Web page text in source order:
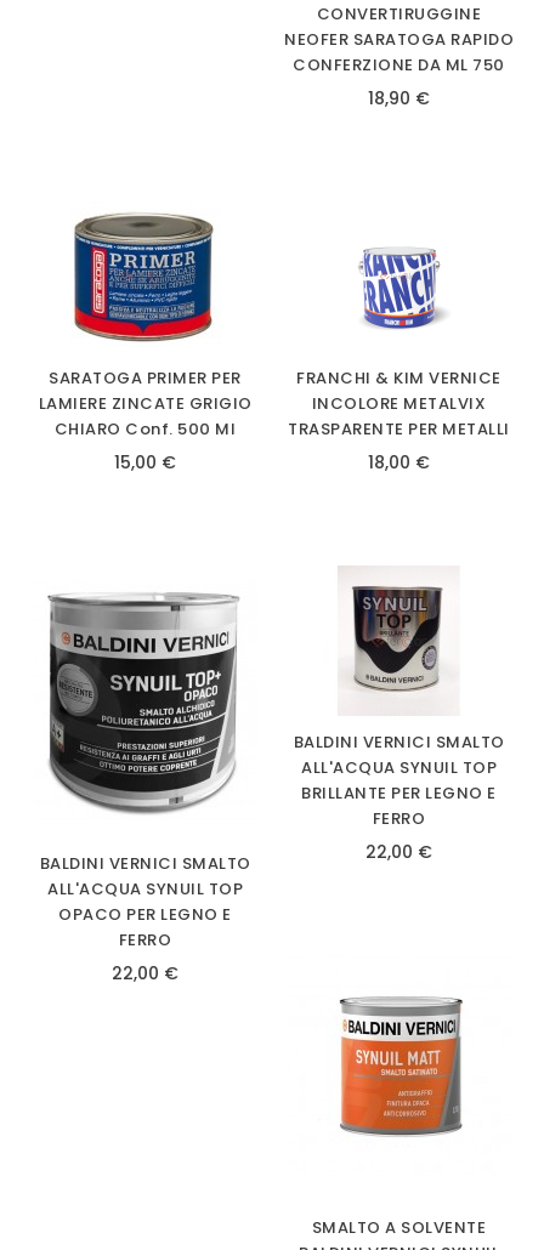
CONVERTIRUGGINE
NEOFER SARATOGA RAPIDO
CONFERZIONE DA ML 750
18,90 €
SARATOGA PRIMER PER
LAMIERE ZINCATE GRIGIO
CHIARO Conf. 500 Ml
15,00 €
FRANCHI & KIM VERNICE
INCOLORE METALVIX
TRASPARENTE PER METALLI
18,00 €
BALDINI VERNICI SMALTO
ALL'ACQUA SYNUIL TOP
OPACO PER LEGNO E
FERRO
22,00 €
BALDINI VERNICI SMALTO
ALL'ACQUA SYNUIL TOP
BRILLANTE PER LEGNO E
FERRO
22,00 €
SMALTO A SOLVENTE